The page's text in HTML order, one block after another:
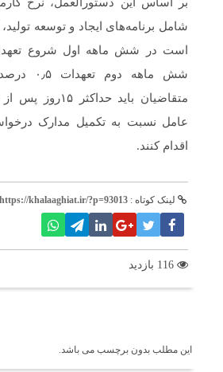
شامل برنامه‌های ایجاد و توسعه
شش ماهه
متقاضیان باید
عامل نسبت به تکمیل مدارک
اقدام کنند.
لینک کوتاه : https://khalaaghiat.ir/?p=93013
این مطلب بدون برچسب می باشد.